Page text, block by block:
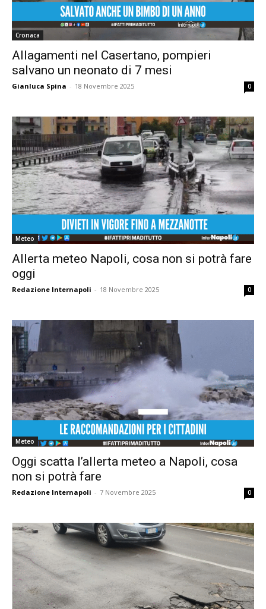
Cronaca
Allagamenti nel Casertano, pompieri
salvano un neonato di 7 mesi
Gianluca Spina - 18 Novembre 2025 0
Meteo
Allerta meteo Napoli, cosa non si potrà fare
oggi
Redazione Internapoli - 18 Novembre 2025 0
Meteo
Oggi scatta l’allerta meteo a Napoli, cosa
non si potrà fare
Redazione Internapoli - 7 Novembre 2025 0